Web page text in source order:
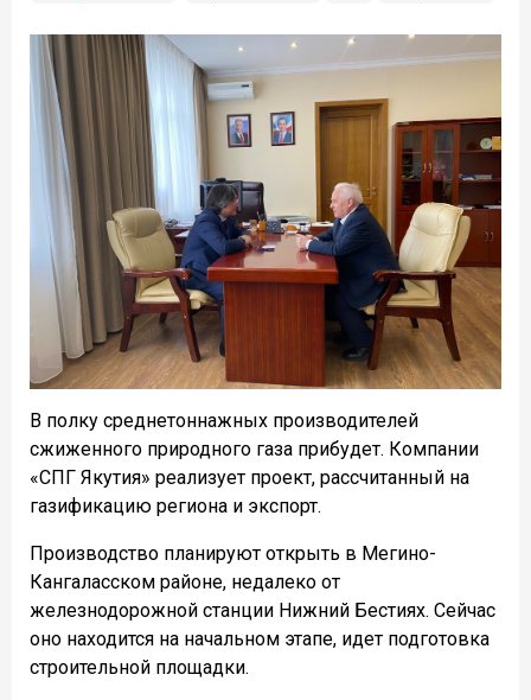
В полку среднетоннажных производителей
сжиженного природного газа прибудет. Компании
«СПГ Якутия» реализует проект, рассчитанный на
газификацию региона и экспорт.
Производство планируют открыть в Мегино-
Кангаласском районе, недалеко от
железнодорожной станции Нижний Бестиях. Сейчас
оно находится на начальном этапе, идет подготовка
строительной площадки.